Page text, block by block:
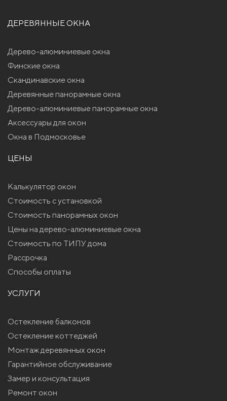
ДЕРЕВЯННЫЕ ОКНА
Дерево-алюминиевые окна
Финские окна
Скандинавские окна
Деревянные панорамные окна
Дерево-алюминиевые панорамные окна
Аксессуары для окон
Окна в Подмосковье
ЦЕНЫ
Калькулятор окон
Стоимость с установкой
Стоимость панорамных окон
Цены на дерево-алюминиевые окна
Стоимость по ТИПУ дома
Рассрочка
Способы оплаты
УСЛУГИ
Остекление балконов
Остекление коттеджей
Монтаж деревянных окон
Гарантийное обслуживание
Замер и консультация
Ремонт окон